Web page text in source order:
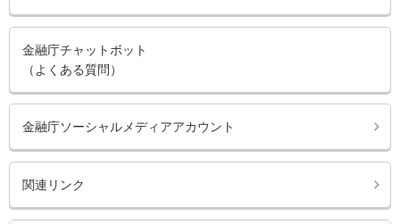
金融庁チャットボット
（よくある質問）
金融庁ソーシャルメディアアカウント
関連リンク